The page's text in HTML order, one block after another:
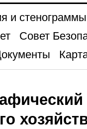
и стенограммы
Совет